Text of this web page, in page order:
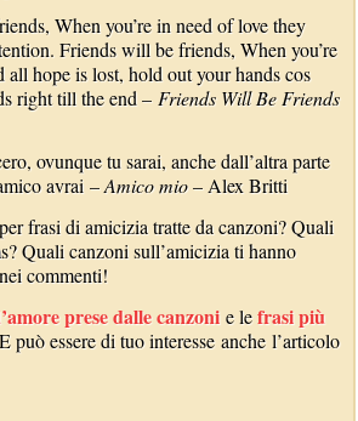
When you’re in need of love they
Friends will be friends, When you’re
hope is lost, hold out your hands cos
right till the end – Friends Will Be Friends
ovunque tu sarai, anche dall’altra parte
avrai –Amico mio– Alex Britti
frasi di amicizia tratte da canzoni? Quali
Quali canzoni sull’amicizia ti hanno
commenti!
prese dalle canzoni e lefrasi più
può essere di tuo interesse anche l’articolo